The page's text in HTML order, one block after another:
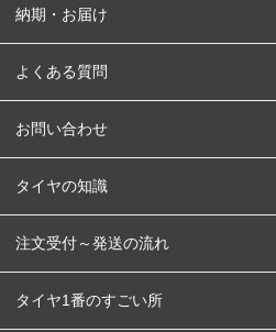
納期・お届け
よくある質問
お問い合わせ
タイヤの知識
注文受付～発送の流れ
タイヤ1番のすごい所